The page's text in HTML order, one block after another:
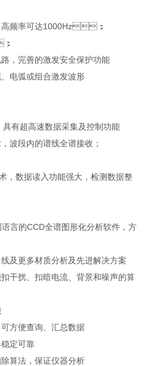
高频率可达1000Hz；
，完善的激发安全保护功能
电弧或组合激发波形
具有超高速数据采集及控制功能
段内的谱线全谱接收；
数据读入功能强大，检测数据整
的CCD全谱图形化分析软件，方
更多材质分析及先进解决方案
、扣暗电流、背景和噪声的算
方便查询、汇总数据
定可靠
法，保证仪器分析